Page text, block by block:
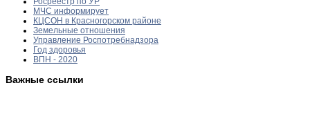
МЧС информирует
КЦСОН в Красногорском районе
Земельные отношения
Управление Роспотребнадзора
Год здоровья
ВПН - 2020
Важные ссылки